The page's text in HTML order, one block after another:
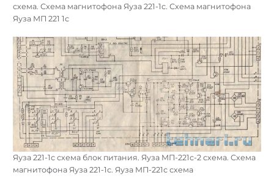
схема. Схема магнитофона Яуза 221-1с. Схема магнитофона
Яуза МП 221 1с
Яуза 221-1с схема блок питания. Яуза МП-221с-2 схема. Схема
магнитофона Яуза 221-1с. Яуза МП-221с схема